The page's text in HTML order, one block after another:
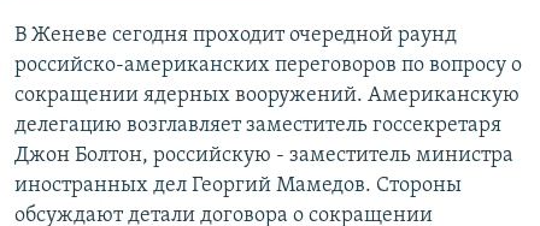
РАСПИСАНИЕ ВЕЩАНИЯ
ПОДПИШИТЕСЬ НА РАССЫЛКУ
СОЦИАЛЬНЫЕ СЕТИ
В Женеве сегодня проходит очередной раунд
российско-американских переговоров по вопросу о
сокращении ядерных вооружений. Американскую
делегацию возглавляет заместитель госсекретаря
Джон Болтон, российскую - заместитель министра
иностранных дел Георгий Мамедов. Стороны
обсуждают детали договора о сокращении